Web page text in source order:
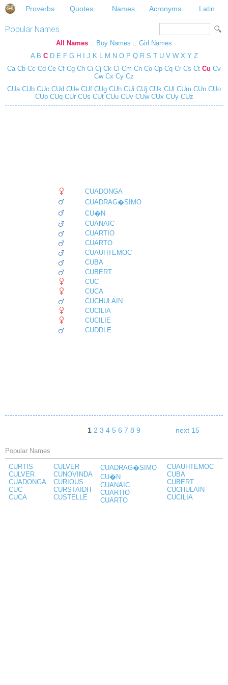
Proverbs Quotes Names Acronyms Latin
Popular Names
All Names :: Boy Names :: Girl Names
A B C D E F G H J K L M N O P Q R S T U V W X Y Z
Ca Cb Cc Cd Ce Cf Cg Ch Ci Cj Ck Cl Cm Cn Co Cp Cq Cr Cs Ct Cu Cv
Cw Cx Cy Cz
CUaCUb CUc CUd CUe CUf CUg CUh CUi CUj CUk CUl CUm CUn CUo
CUpCUqCUrCUs CUtCUuCUvCUwCUx CUyCUz
CUADONGA
CUADRAG�SIMO
CU�N
CUANAIC
CUARTIO
CUARTO
CUAUHTEMOC
CUBA
CUBERT
CUC
CUCA
CUCHULAIN
CUCILIA
CUCILIE
CUDDLE
1 2 3 4 5 6 7 8 9 next 15
Popular Names
CURTIS
CULVER
CUADONGA
CUC
CUCA
CULVER
CUNOVINDA
CURIOUS
CURSTAIDH
CUSTELLE
CUADRAG�SIMO
CU�N
CUANAIC
CUARTIO
CUARTO
CUAUHTEMOC
CUBA
CUBERT
CUCHULAIN
CUCILIA